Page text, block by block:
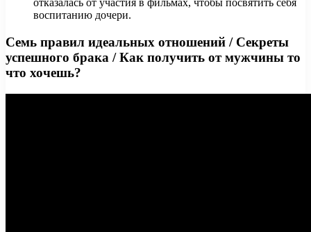
отказалась от участия в фильмах, чтобы посвятить себя
воспитанию дочери.
Семь правил идеальных отношений / Секреты
успешного брака / Как получить от мужчины то
что хочешь?